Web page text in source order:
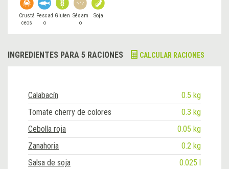
Crustá
ceos
Pescad
o
Gluten Sésam
o
Soja
INGREDIENTES PARA 5 RACIONES CALCULAR RACIONES
Calabacín
0.5 kg
Tomate cherry de colores
0.3 kg
Cebolla roja
0.05 kg
Zanahoria
0.2 kg
Salsa de soja
0.025 l